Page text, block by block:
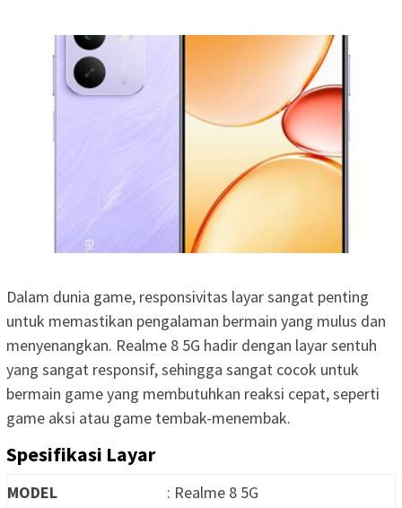
Dalam dunia game, responsivitas layar sangat penting
untuk memastikan pengalaman bermain yang mulus dan
menyenangkan. Realme 8 5G hadir dengan layar sentuh
yang sangat responsif, sehingga sangat cocok untuk
bermain game yang membutuhkan reaksi cepat, seperti
game aksi atau game tembak-menembak.
Spesifikasi Layar
MODEL
: Realme 8 5G